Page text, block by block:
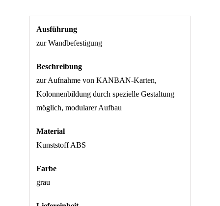
Ausführung
zur Wandbefestigung
Beschreibung
zur Aufnahme von KANBAN-Karten,
Kolonnenbildung durch spezielle Gestaltung
möglich, modularer Aufbau
Material
Kunststoff ABS
Farbe
grau